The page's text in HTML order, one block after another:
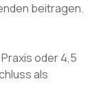
beitragen.
oder 4,5
als